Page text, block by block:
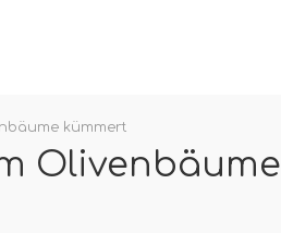
kümmert
Olivenbäume